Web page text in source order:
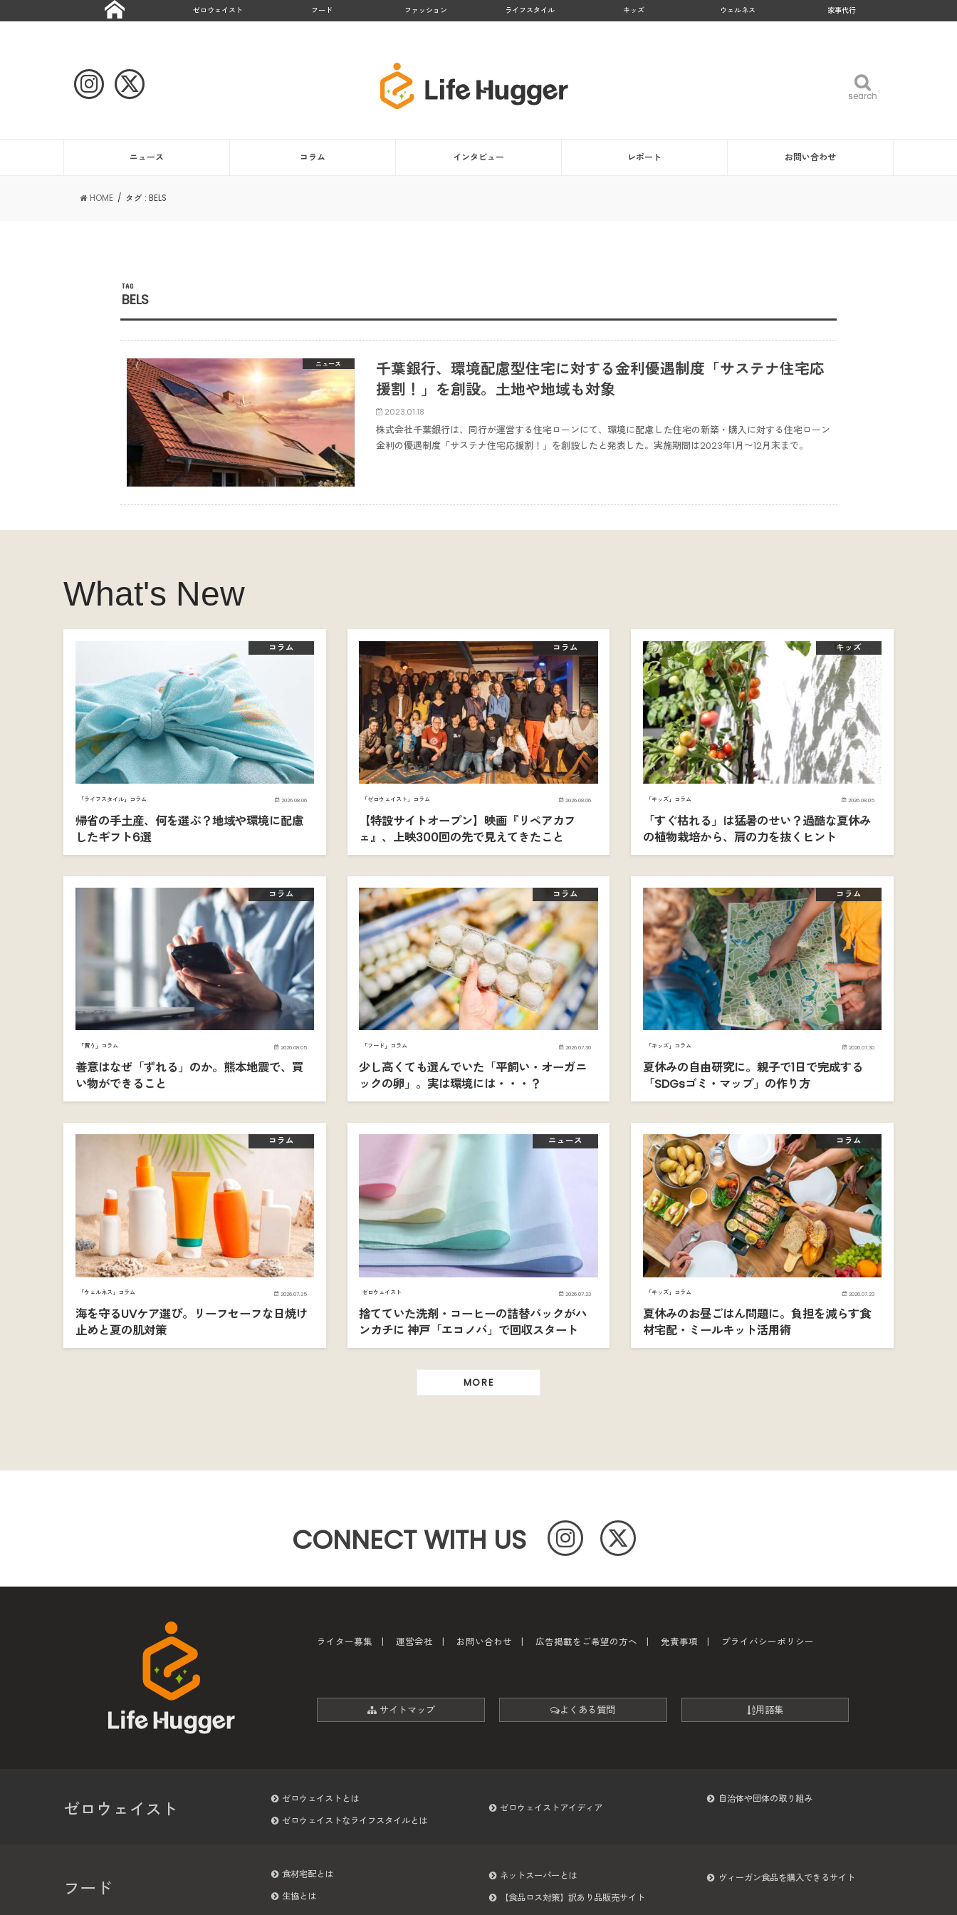
ゼロウェイスト フード ファッション ライフスタイル キッズ ウェルネス 家事代行
search
search
ニュース コラム インタビュー レポート お問い合わせ
HOME タグ : BELS
TAG
BELS
ニュース
千葉銀行、環境配慮型住宅に対する金利優遇制度「サステナ住宅応
援割！」を創設。土地や地域も対象
2023.01.18
株式会社千葉銀行は、同行が運営する住宅ローンにて、環境に配慮した住宅の新築・購入に対する住宅ローン
金利の優遇制度「サステナ住宅応援割！」を創設したと発表した。実施期間は2023年1月〜12月末まで。
What's New
コラム
「ライフスタイル」コラム 2026.08.06
帰省の手土産、何を選ぶ？地域や環境に配慮
したギフト6選
コラム
「ゼロウェイスト」コラム 2026.08.06
【特設サイトオープン】映画『リペアカフ
ェ』、上映300回の先で見えてきたこと
キッズ
「キッズ」コラム 2026.08.05
「すぐ枯れる」は猛暑のせい？過酷な夏休み
の植物栽培から、肩の力を抜くヒント
コラム
「買う」コラム 2026.08.05
善意はなぜ「ずれる」のか。熊本地震で、買
い物ができること
コラム
「フード」コラム 2026.07.30
少し高くても選んでいた「平飼い・オーガニ
ックの卵」。実は環境には・・・？
コラム
「キッズ」コラム 2026.07.30
夏休みの自由研究に。親子で1日で完成する
「SDGsゴミ・マップ」の作り方
コラム
「ウェルネス」コラム 2026.07.25
海を守るUVケア選び。リーフセーフな日焼け
止めと夏の肌対策
ニュース
ゼロウェイスト 2026.07.23
捨てていた洗剤・コーヒーの詰替パックがハ
ンカチに 神戸「エコノバ」で回収スタート
コラム
「キッズ」コラム 2026.07.23
夏休みのお昼ごはん問題に。負担を減らす食
材宅配・ミールキット活用術
MORE
CONNECT WITH US
ライター募集 運営会社 お問い合わせ 広告掲載をご希望の方へ 免責事項 プライバシーポリシー
サイトマップ よくある質問 用語集
ゼロウェイスト
ゼロウェイストとは
ゼロウェイストなライフスタイルとは
ゼロウェイストアイディア
自治体や団体の取り組み
フード
食材宅配とは
生協とは
ネットスーパーとは
【食品ロス対策】訳あり品販売サイト
ヴィーガン食品を購入できるサイト